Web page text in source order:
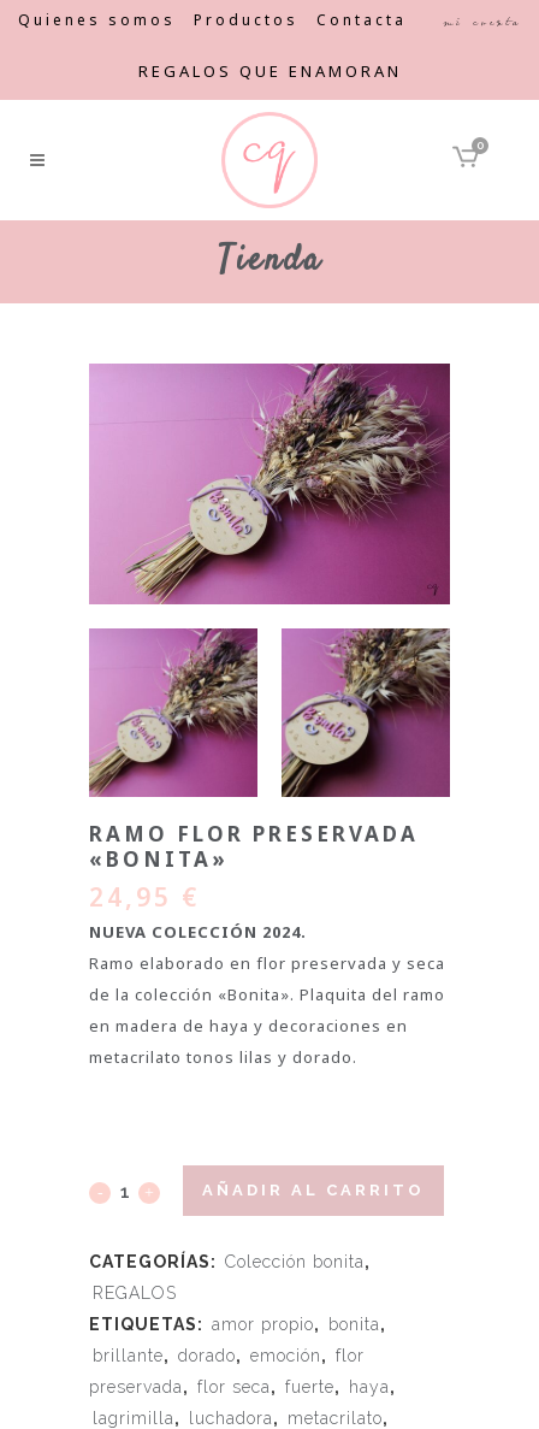
Quienes somos Productos Contacta Mi cuenta
REGALOS QUE ENAMORAN
0
Tienda
RAMO FLOR PRESERVADA
«BONITA»
24,95 €
NUEVA COLECCIÓN 2024.
Ramo elaborado en flor preservada y seca
de la colección «Bonita». Plaquita del ramo
en madera de haya y decoraciones en
metacrilato tonos lilas y dorado.
AÑADIR AL CARRITO
CATEGORÍAS: Colección bonita,
REGALOS
ETIQUETAS: amor propio, bonita,
brillante, dorado, emoción, flor
preservada, flor seca, fuerte, haya,
lagrimilla, luchadora, metacrilato,